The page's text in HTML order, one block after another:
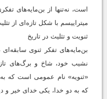
است، نه‌تنها از بن‌مایه‌های
میترایيسم با شکل تازه‌ای از
ثنویت و تثلیث در تاریخ
بن‌مایه‌های تفکر ثنوی
نشیب خود، شاخ و برگ‌های
«ثنویه» نام عمومی است که
که به دو خدا، یکی خدای خیر و